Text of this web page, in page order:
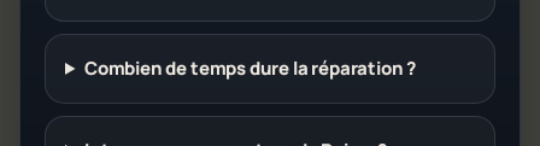
Combien de temps dure la réparation ?